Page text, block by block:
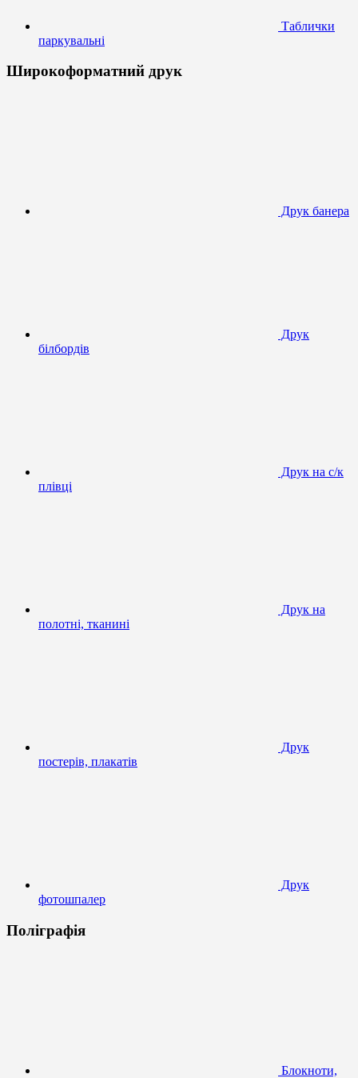
Таблички
паркувальні
Широкоформатний друк
Друк банера
Друк
білбордів
Друк на с/к
плівці
Друк на
полотні, тканині
Друк
постерів, плакатів
Друк
фотошпалер
Поліграфія
Блокноти,